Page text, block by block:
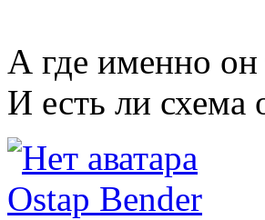
А где именно он
И есть ли схема
Ostap Bender